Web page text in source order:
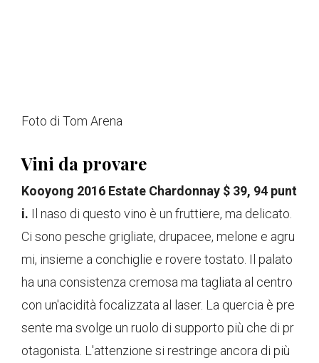
Foto di Tom Arena
Vini da provare
Kooyong 2016 Estate Chardonnay $ 39, 94 punt
i. Il naso di questo vino è un fruttiere, ma delicato.
Ci sono pesche grigliate, drupacee, melone e agru
mi, insieme a conchiglie e rovere tostato. Il palato
ha una consistenza cremosa ma tagliata al centro
con un'acidità focalizzata al laser. La quercia è pre
sente ma svolge un ruolo di supporto più che di pr
otagonista. L'attenzione si restringe ancora di più